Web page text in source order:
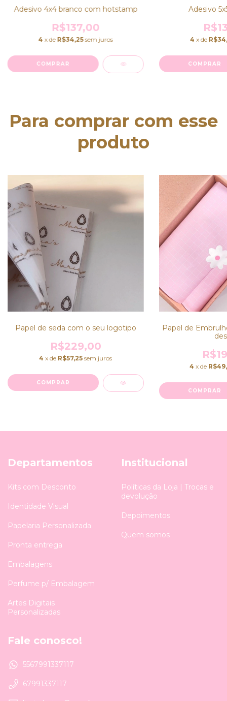
Adesivo 4x4 branco com hotstamp
R$137,00
4 x de R$34,25 sem juros
COMPRAR
Adesivo
4 x de
COMPRAR
Para comprar com esse
produto
Papel de seda com o seu logotipo
R$229,00
4 x de R$57,25 sem juros
COMPRAR
Papel de
4 x de
COMPRAR
Departamentos
Kits com Desconto
Identidade Visual
Papelaria Personalizada
Pronta entrega
Embalagens
Perfume p/ Embalagem
Artes Digitais
Personalizadas
Institucional
Políticas da Loja | Trocas e
devolução
Depoimentos
Quem somos
Fale conosco!
5567991337117
67991337117